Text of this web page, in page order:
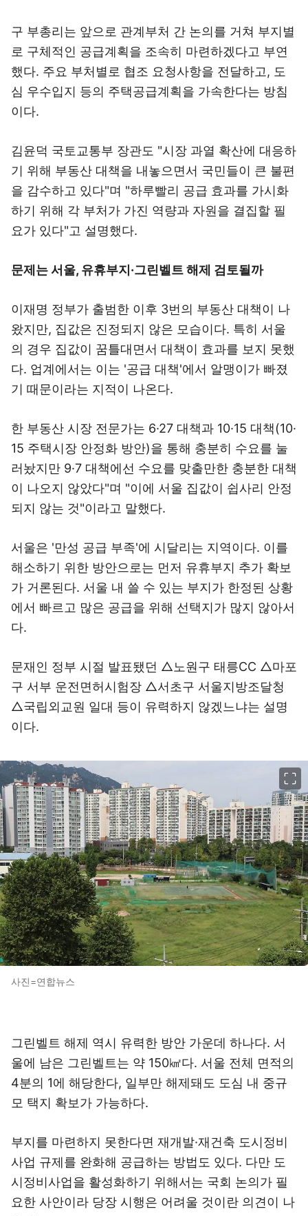
구 부총리는 앞으로 관계부처 간 논의를 거쳐 부지별
로 구체적인 공급계획을 조속히 마련하겠다고 부연
했다. 주요 부처별로 협조 요청사항을 전달하고, 도
심 우수입지 등의 주택공급계획을 가속한다는 방침
이다.
김윤덕 국토교통부 장관도 "시장 과열 확산에 대응하
기 위해 부동산 대책을 내놓으면서 국민들이 큰 불편
을 감수하고 있다"며 "하루빨리 공급 효과를 가시화
하기 위해 각 부처가 가진 역량과 자원을 결집할 필
요가 있다"고 설명했다.
문제는 서울, 유휴부지·그린벨트 해제 검토될까
이재명 정부가 출범한 이후 3번의 부동산 대책이 나
왔지만, 집값은 진정되지 않은 모습이다. 특히 서울
의 경우 집값이 꿈틀대면서 대책이 효과를 보지 못했
다. 업계에서는 이는 '공급 대책'에서 알맹이가 빠졌
기 때문이라는 지적이 나온다.
한 부동산 시장 전문가는 6·27 대책과 10·15 대책(10·
15 주택시장 안정화 방안)을 통해 충분히 수요를 눌
러놨지만 9·7 대책에선 수요를 맞출만한 충분한 대책
이 나오지 않았다"며 "이에 서울 집값이 쉽사리 안정
되지 않는 것"이라고 말했다.
서울은 '만성 공급 부족'에 시달리는 지역이다. 이를
해소하기 위한 방안으로는 먼저 유휴부지 추가 확보
가 거론된다. 서울 내 쓸 수 있는 부지가 한정된 상황
에서 빠르고 많은 공급을 위해 선택지가 많지 않아서
다.
문재인 정부 시절 발표됐던 △노원구 태릉CC △마포
구 서부 운전면허시험장 △서초구 서울지방조달청
△국립외교원 일대 등이 유력하지 않겠느냐는 설명
이다.
사진=연합뉴스
그린벨트 해제 역시 유력한 방안 가운데 하나다. 서
울에 남은 그린벨트는 약 150㎢다. 서울 전체 면적의
4분의 1에 해당한다, 일부만 해제돼도 도심 내 중규
모 택지 확보가 가능하다.
부지를 마련하지 못한다면 재개발·재건축 도시정비
사업 규제를 완화해 공급하는 방법도 있다. 다만 도
시정비사업을 활성화하기 위해서는 국회 논의가 필
요한 사안이라 당장 시행은 어려울 것이란 의견이 나